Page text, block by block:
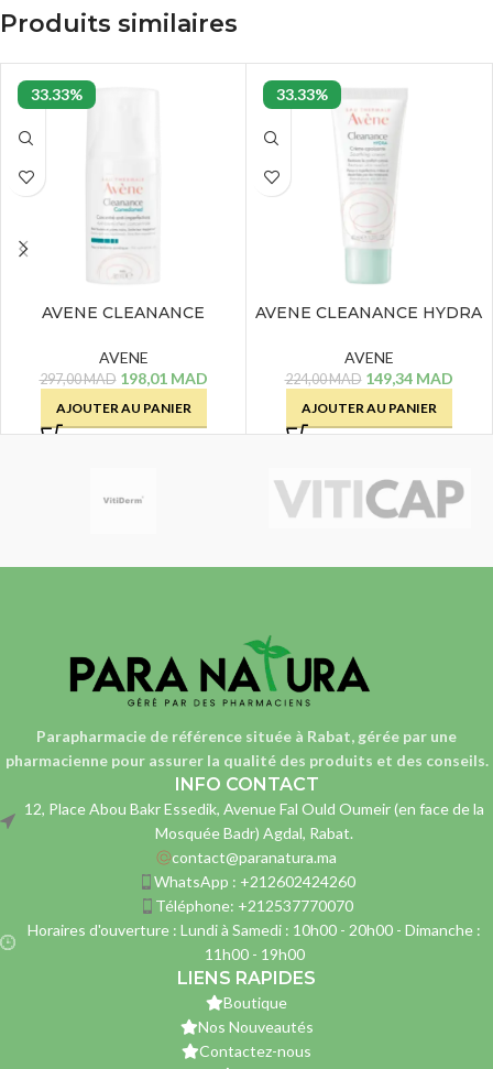
Produits similaires
33.33%
AVENE CLEANANCE
AVENE
297,00MAD 198,01 MAD
AJOUTER AU PANIER
33.33%
AVENE CLEANANCE HYDRA
AVENE
224,00MAD 149,34 MAD
AJOUTER AU PANIER
Parapharmacie de référence située à Rabat, gérée par une
pharmaciennepour assurer la qualité des produits et des conseils.
INFO CONTACT
12, Place Abou Bakr Essedik, Avenue Fal Ould Oumeir (en face de la
Mosquée Badr) Agdal, Rabat.
contact@paranatura.ma
WhatsApp : +212602424260
Téléphone: +212537770070
Horaires d'ouverture : Lundi à Samedi : 10h00 - 20h00 - Dimanche :
11h00 - 19h00
LIENS RAPIDES
Boutique
Nos Nouveautés
Contactez-nous